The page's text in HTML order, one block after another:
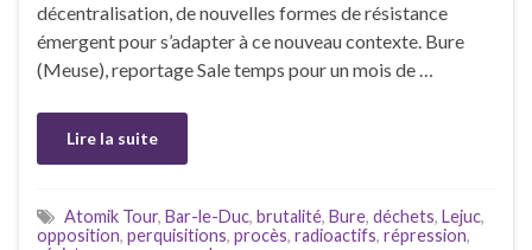
décentralisation, de nouvelles formes de résistance
émergent pour s’adapter à ce nouveau contexte. Bure
(Meuse), reportage Sale temps pour un mois de …
Lire la suite
Atomik Tour, Bar-le-Duc, brutalité, Bure, déchets, Lejuc,
opposition, perquisitions, procès, radioactifs, répression,